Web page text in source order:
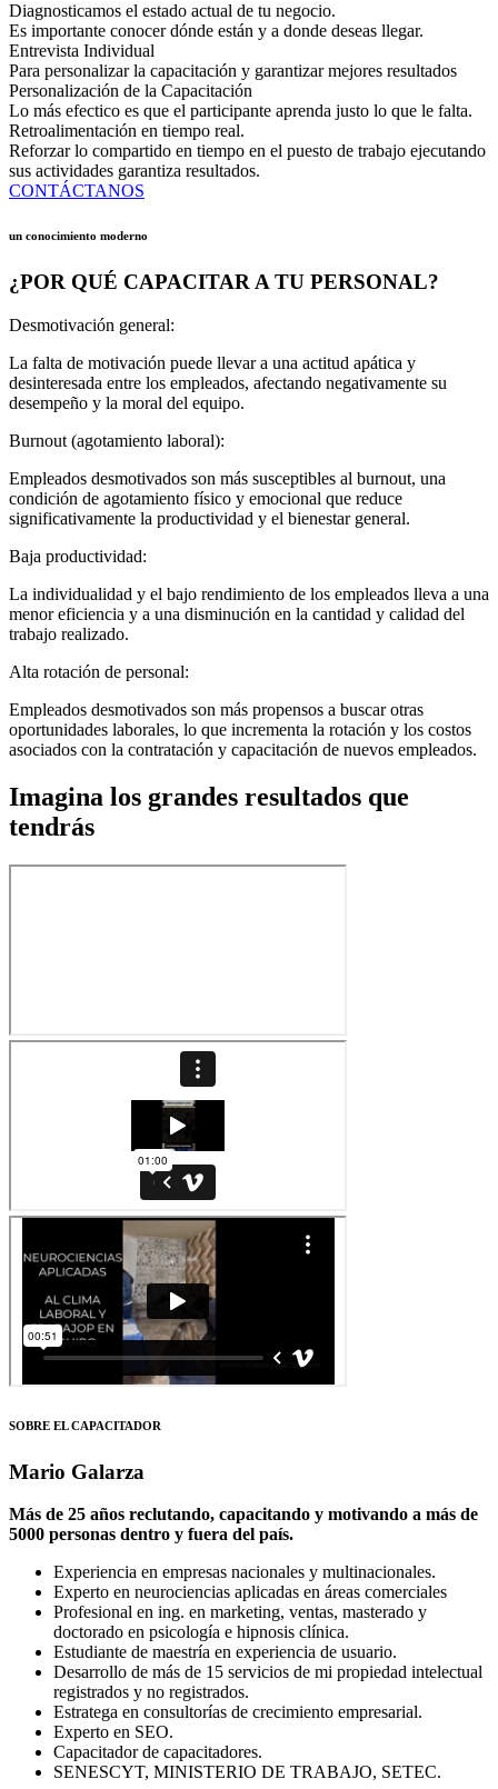
Diagnosticamos el estado actual de tu negocio.
Es importante conocer dónde están y a donde deseas llegar.
Entrevista Individual
Para personalizar la capacitación y garantizar mejores resultados
Personalización de la Capacitación
Lo más efectico es que el participante aprenda justo lo que le falta.
Retroalimentación en tiempo real.
Reforzar lo compartido en tiempo en el puesto de trabajo ejecutando
sus actividades garantiza resultados.
CONTÁCTANOS
un conocimiento moderno
¿POR QUÉ CAPACITAR A TU PERSONAL?
Desmotivación general:
La falta de motivación puede llevar a una actitud apática y
desinteresada entre los empleados, afectando negativamente su
desempeño y la moral del equipo.
Burnout (agotamiento laboral):
Empleados desmotivados son más susceptibles al burnout, una
condición de agotamiento físico y emocional que reduce
significativamente la productividad y el bienestar general.
Baja productividad:
La individualidad y el bajo rendimiento de los empleados lleva a una
menor eficiencia y a una disminución en la cantidad y calidad del
trabajo realizado.
Alta rotación de personal:
Empleados desmotivados son más propensos a buscar otras
oportunidades laborales, lo que incrementa la rotación y los costos
asociados con la contratación y capacitación de nuevos empleados.
Imagina los grandes resultados que
tendrás
SOBRE EL CAPACITADOR
Mario Galarza
Más de 25 años reclutando, capacitando y motivando a más de
5000 personas dentro y fuera del país.
Experiencia en empresas nacionales y multinacionales.
Experto en neurociencias aplicadas en áreas comerciales
Profesional en ing. en marketing, ventas, masterado y
doctorado en psicología e hipnosis clínica.
Estudiante de maestría en experiencia de usuario.
Desarrollo de más de 15 servicios de mi propiedad intelectual
registrados y no registrados.
Estratega en consultorías de crecimiento empresarial.
Experto en SEO.
Capacitador de capacitadores.
SENESCYT, MINISTERIO DE TRABAJO, SETEC.